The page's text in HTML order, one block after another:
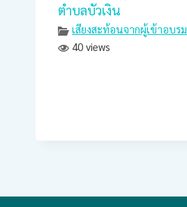
ตำบลบัวเงิน
เสียงสะท้อนจากผู้เข้าอบรม
40 views